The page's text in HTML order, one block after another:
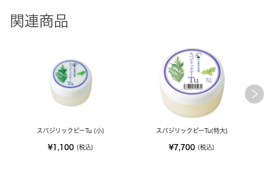
関連商品
スパジリックビーTu (小)
¥1,100 (税込)
スパジリックビーTu(特大)
¥7,700 (税込)